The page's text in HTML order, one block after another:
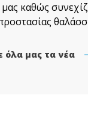
καθώς
όλα μας τα νέα